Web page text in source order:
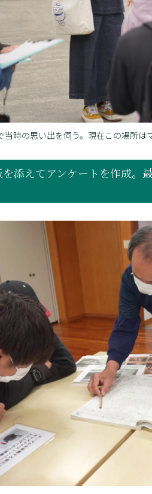
当時の思い出を伺う。現在この場所は
添えてアンケートを作成。